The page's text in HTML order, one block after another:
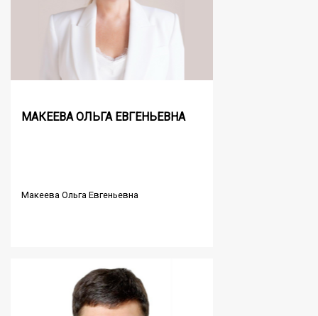
МАКЕЕВА ОЛЬГА ЕВГЕНЬЕВНА
Макеева Ольга Евгеньевна